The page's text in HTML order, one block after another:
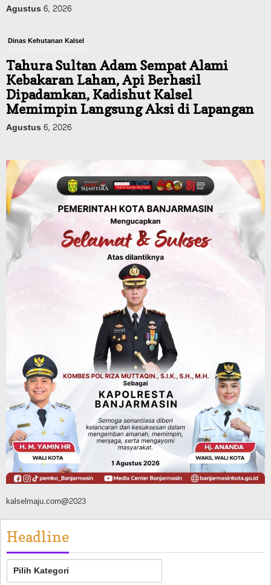
Agustus 6, 2026
Dinas Kehutanan Kalsel
Tahura Sultan Adam Sempat Alami
Kebakaran Lahan, Api Berhasil
Dipadamkan, Kadishut Kalsel
Memimpin Langsung Aksi di Lapangan
Agustus 6, 2026
Advertorial
Silaturahmi ke DPRD Balangan, Kapolres
AKBP Arif Mansyur Perkuat Koordinasi
Keamanan Daerah
Agustus 6, 2026
Advertorial
Disporapar Balangan Bekali Pokdarwis
Pelatihan Rescue, BASARNAS Tabalong
Jadi Instruktur
Sosial & Keagamaan
16 Pelaku Anak Kasus Asusila
Didampingi DP3A Banjarmasin,
Sebagian Ternyata Pernah Jadi Korban
Agustus 6, 2026
kalselmaju.com@2023
Headline
Headline